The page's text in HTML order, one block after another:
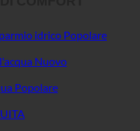
idrico